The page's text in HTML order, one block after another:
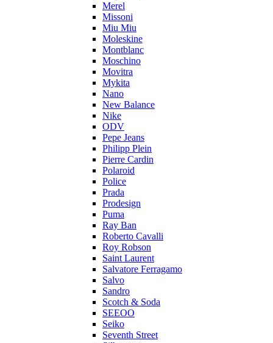
Merel
Missoni
Miu Miu
Moleskine
Montblanc
Moschino
Movitra
Mykita
Nano
New Balance
Nike
ODV
Pepe Jeans
Philipp Plein
Pierre Cardin
Polaroid
Police
Prada
Prodesign
Puma
Ray Ban
Roberto Cavalli
Roy Robson
Saint Laurent
Salvatore Ferragamo
Salvo
Sandro
Scotch & Soda
SEEOO
Seiko
Seventh Street